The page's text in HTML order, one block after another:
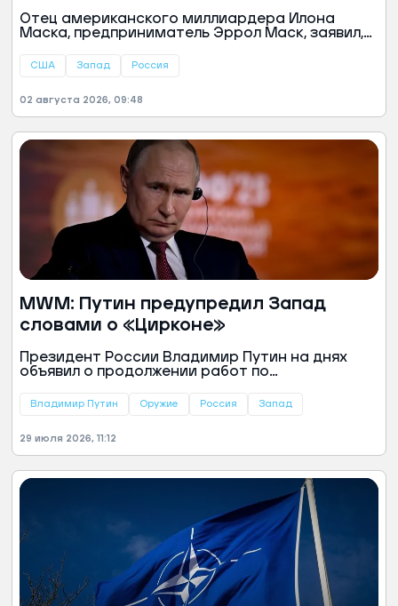
Отец американского миллиардера Илона
Маска, предприниматель Эррол Маск, заявил,
от своих граждан информацию о достижениях
уровне жизни в РФ и начнет сравнивать его с
собственным положением.
США Запад Россия
02 августа 2026, 09:48
MWM: Путин предупредил Запад
словами о «Цирконе»
Президент России Владимир Путин на днях
объявил о продолжении работ по
«Циркон». По словам главы государства,
рост его точности.
Владимир Путин Оружие Россия Запад
29 июля 2026, 11:12